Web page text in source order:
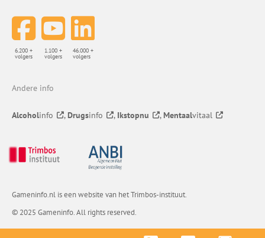
6.200 +
volgers
1.100 +
volgers
46.000 +
volgers
Andere info
Alcoholinfo , Drugsinfo , Ikstopnu , Mentaalvitaal
Gameninfo.nl is een website van het Trimbos-instituut.
© 2025 Gameninfo. All rights reserved.